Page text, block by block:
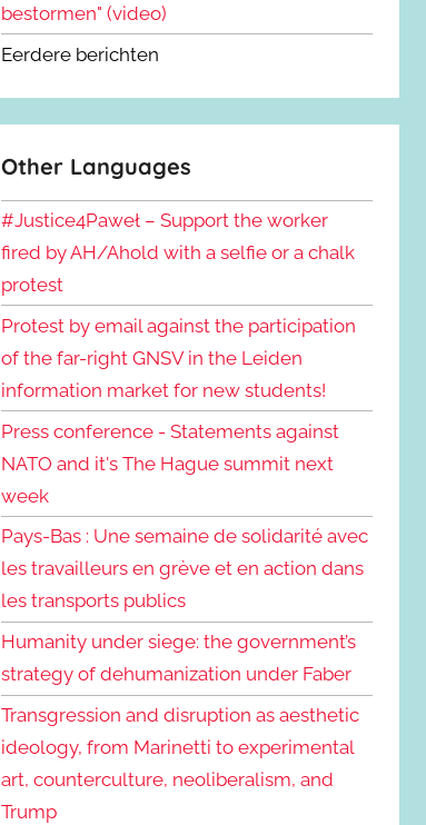
bestormen" (video)
Eerdere berichten
Other Languages
#Justice4Paweł – Support the worker
fired by AH/Ahold with a selfie or a chalk
protest
Protest by email against the participation
of the far-right GNSV in the Leiden
information market for new students!
Press conference - Statements against
NATO and it's The Hague summit next
week
Pays-Bas : Une semaine de solidarité avec
les travailleurs en grève et en action dans
les transports publics
Humanity under siege: the government’s
strategy of dehumanization under Faber
Transgression and disruption as aesthetic
ideology, from Marinetti to experimental
art, counterculture, neoliberalism, and
Trump